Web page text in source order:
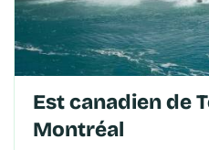
Est canadien de Toronto à
Montréal